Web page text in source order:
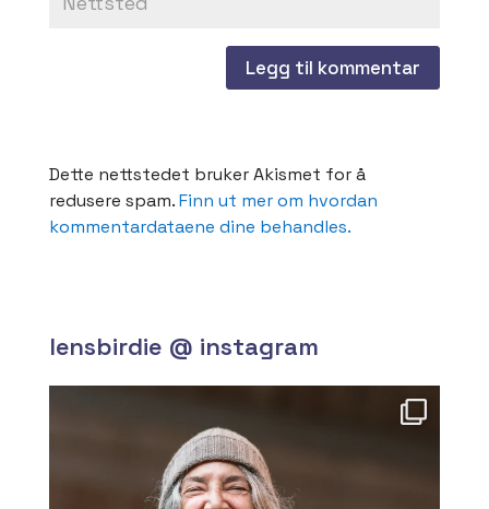
Dette nettstedet bruker Akismet for å
redusere spam.Finn ut mer om hvordan
kommentardataene dine behandles.
lensbirdie @ instagram